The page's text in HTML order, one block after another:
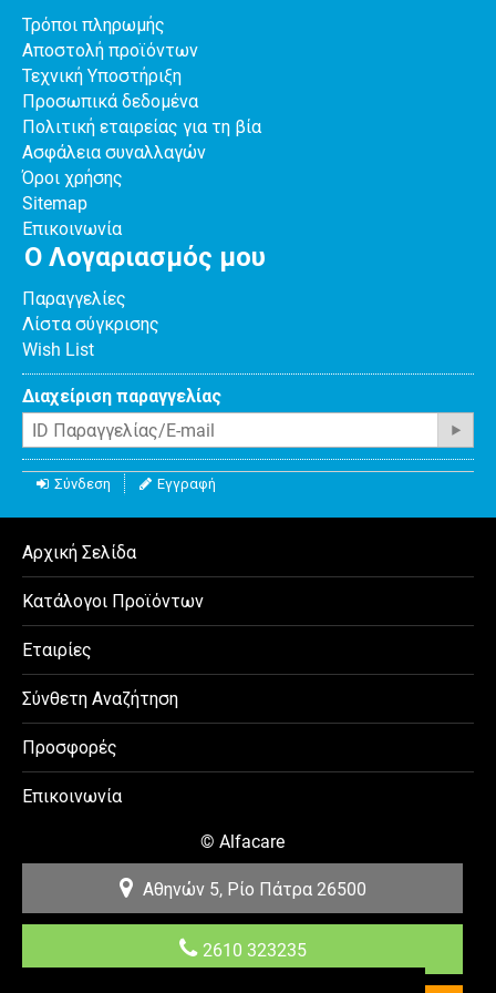
Τρόποι πληρωμής
Αποστολή προϊόντων
Τεχνική Υποστήριξη
Προσωπικά δεδομένα
Πολιτική εταιρείας για τη βία
Ασφάλεια συναλλαγών
Όροι χρήσης
Sitemap
Επικοινωνία
Ο Λογαριασμός μου
Παραγγελίες
Λίστα σύγκρισης
Wish List
Διαχείριση παραγγελίας
Σύνδεση Εγγραφή
Αρχική Σελίδα
Κατάλογοι Προϊόντων
Εταιρίες
Σύνθετη Αναζήτηση
Προσφορές
Επικοινωνία
© Alfacare
Αθηνών 5, Ρίο Πάτρα 26500
2610 323235